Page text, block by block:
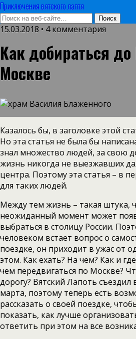
Приключения вятского лаптя
15.03.2018 • 4 комментария
Как добираться
Москве
Казалось бы, в заголовке этой
Но эта статья не была бы
знал множество людей, за свою
жизнь никогда не выезжавших
центра. Поэтому эта статья – в
для таких людей.
Между тем жизнь – такая штука,
неожиданный момент может
выбраться в столицу России.
человеком встает вопрос о
поездке, он приходит в ужас от
этом. Как ехать? На чем? Как и
чем передвигаться по Москве?
дорогу? Вятский Лапоть съездил
марта, поэтому теперь есть
рассказать о своей поездке,
показать, как лучше
ответить при этом на все